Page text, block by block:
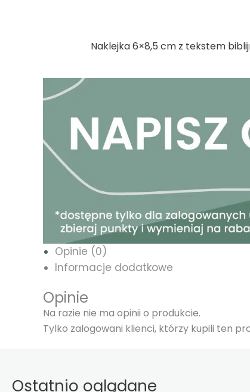
Naklejka 6×8,5 cm z tekstem
Opinie (0)
Informacje dodatkowe
Opinie
Na razie nie ma opinii o produkcie.
Tylko zalogowani klienci, którzy kupili ten
Ostatnio oglądane